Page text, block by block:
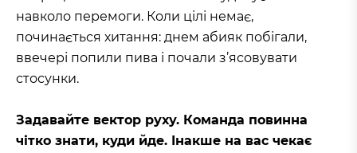
навколо перемоги. Коли цілі немає,
починається хитання: днем абияк побігали,
ввечері попили пива і почали з’ясовувати
стосунки.
Задавайте вектор руху. Команда повинна
чітко знати, куди йде. Інакше на вас чекає